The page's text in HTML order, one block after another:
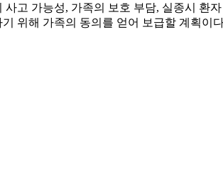
고 가능성, 가족의 보호 부담, 실종시 환
위해 가족의 동의를 얻어 보급할 계획이